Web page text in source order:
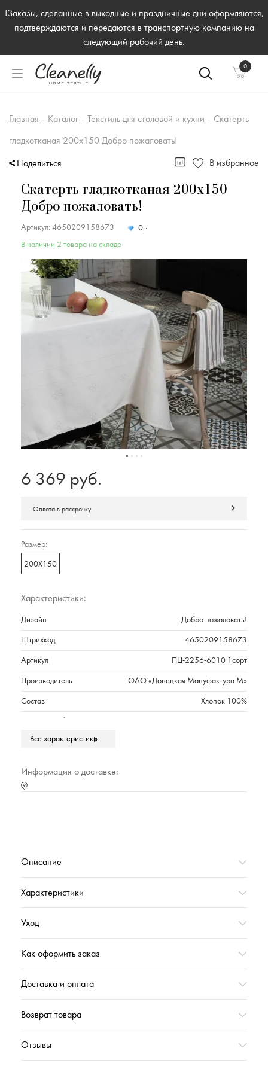
!Заказы, сделанные в выходные и праздничные дни оформляются,
подтверждаются и передаются в транспортную компанию на
следующий рабочий день.
0
Главная - Каталог - Текстиль для столовой и кухни - Скатерть
гладкотканая 200х150 Добро пожаловать!
Поделиться В избранное
Скатерть гладкотканая 200х150
Добро пожаловать!
Артикул: 4650209158673
0
В наличии 2 товара на складе
6 369 руб.
Оплата в рассрочку
Размер:
200Х150
Характеристики:
Дизайн Добро пожаловать!
Штрихкод 4650209158673
Артикул ПЦ-2256-6010 1сорт
Производитель ОАО «Донецкая Мануфактура М»
Состав Хлопок 100%
Плотность г/м2
Марка
Страна происхождения
Все характеристики
Информация о доставке:
Описание
Характеристики
Уход
Как оформить заказ
Доставка и оплата
Возврат товара
Отзывы